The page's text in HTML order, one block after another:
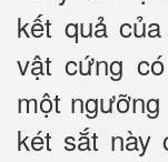
kết quả
vật cứng
một
két sắt này